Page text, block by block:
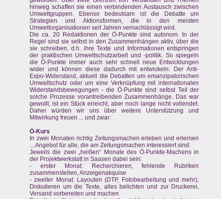
hinweg schaffen sie einen verbindenden Austausch zwischen
Umweltgruppen. Ebenso bedeutsam ist die Debatte um
Strategien und Aktionsformen, die in den meisten
Umweltorganisationen seit Jahren vernachlässigt wird.
Die ca. 20 Redaktionen der Ö-Punkte sind autonom. In der
Regel sind sie selbst in den Zusammenhängen aktiv, über die
sie schreiben, d.h. ihre Texte und Informationen entspringen
der praktischen Umweltschutzarbeit und -politik. So spiegeln
die Ö-Punkte immer auch sehr schnell neue Entwicklungen
wider und können diese dadurch mit entwickeln: Der Anti-
Expo-Widerstand, aktuell die Debatten um emanzipatorischen
Umweltschutz oder um eine Verknüpfung mit internationalen
Widerstandsbewegungen - die Ö-Punkte sind selbst Teil der
solche Prozesse vorantreibenden Zusammenhänge. Das war
gewollt, ist ein Stück erreicht, aber noch lange nicht vollendet.
Daher würden wir uns über weitere Unterstützung und
Mitwirkung freuen ... und zwar:
Ö-Kurs
In zwei Monaten richtig Zeitungsmachen erleben und erlernen
... Angebot für alle, die am Zeitungsmachen interessiert sind:
Jeweils die zwei „heißen“ Monate des Ö-Punkte-Machens in
der Projektwerkstatt in Saasen dabei sein:
- erster Monat: Recherchieren, fehlende Rubriken
zusammenstellen, Anzeigenakquise
- zweiter Monat: Layouten (DTP, Fotobearbeitung und mehr),
Diskutieren um die Texte, alles belichten und zur Druckerei,
Versand vorbereiten und machen